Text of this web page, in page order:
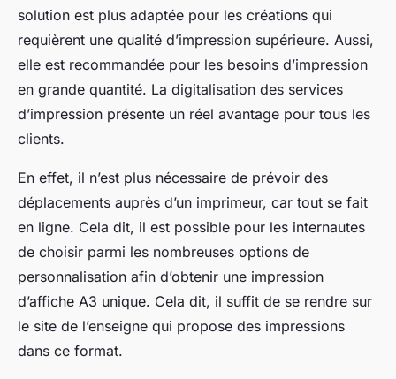
solution est plus adaptée pour les créations qui
requièrent une qualité d’impression supérieure. Aussi,
elle est recommandée pour les besoins d’impression
en grande quantité. La digitalisation des services
d’impression présente un réel avantage pour tous les
clients.
En effet, il n’est plus nécessaire de prévoir des
déplacements auprès d’un imprimeur, car tout se fait
en ligne. Cela dit, il est possible pour les internautes
de choisir parmi les nombreuses options de
personnalisation afin d’obtenir une impression
d’affiche A3 unique. Cela dit, il suffit de se rendre sur
le site de l’enseigne qui propose des impressions
dans ce format.